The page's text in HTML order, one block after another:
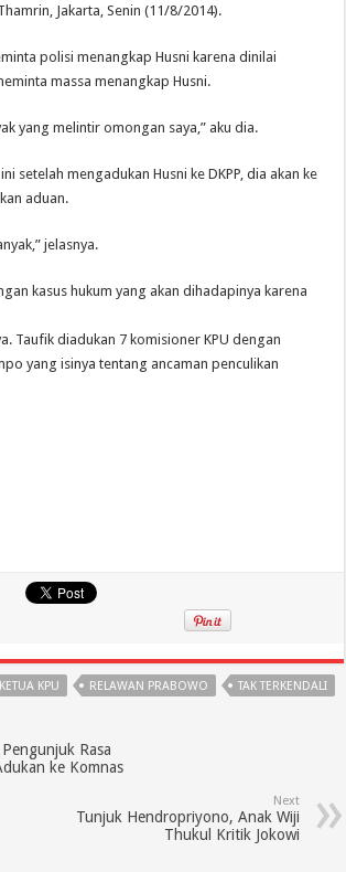
Jakarta, Senin (11/8/2014).
polisi menangkap Husni karena dinilai
massa menangkap Husni.
yang melintir omongan saya,” aku dia.
setelah mengadukan Husni ke DKPP, dia akan ke
aduan.
jelasnya.
kasus hukum yang akan dihadapinya karena
Taufik diadukan 7 komisioner KPU dengan
yang isinya tentang ancaman penculikan
KPU RELAWAN PRABOWO TAK TERKENDALI
Rasa
ke Komnas
Next
Tunjuk Hendropriyono, Anak Wiji
Thukul Kritik Jokowi